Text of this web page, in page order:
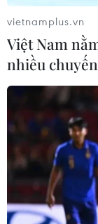
Agribank
tỷ đồng
19/03/2026 14:32
Agribank tài
chất thải rắn
đổi xử lý rác
vietnamplus.vn
Việt Nam
nhiều